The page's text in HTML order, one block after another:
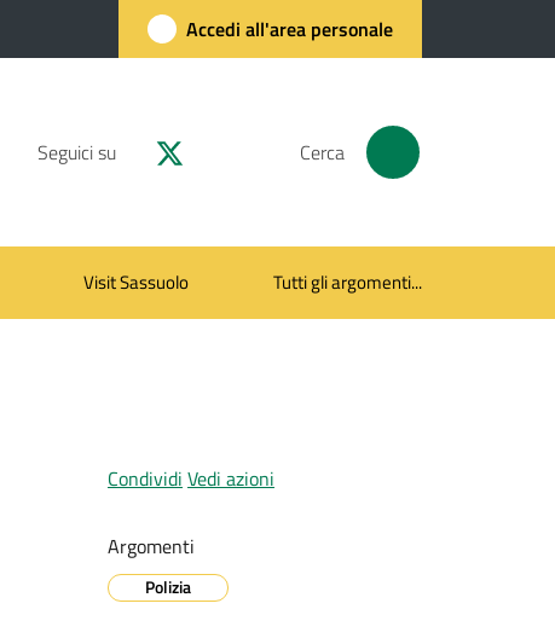
Accedi all'area personale
Seguici su Cerca
Visit Sassuolo Tutti gli argomenti...
Condividi Vedi azioni
Argomenti
Polizia